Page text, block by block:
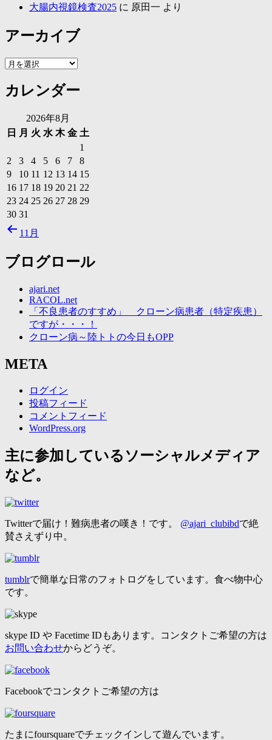
大腸内視鏡検査2025 に 原田一 より
アーカイブ
ア
カ
カレンダー
2026年8月
日
月 火 水 木 金 土
1
2
3 4 5 6 7
8
9
10 11 12 13 14 15
16 17 18 19 20 21 22
23 24 25 26 27 28 29
30 31
11月
ブログロール
ajari.net
RACOL.net
「不良患者のすすめ」 クローン病患者（特定疾患）
ですが・・・！
クローン病～陸トトの今日もOPP
META
ログイン
投稿フィード
コメントフィード
WordPress.org
主に参加しているソーシャルメディア
など。
Twitterで届け！難病患者の嘆き！です。 @ajari_clubibdで絶
賛さえずり中。
tumblrで簡単な日常のフォトログをしています。食べ物中心
です。
skype ID や Facetime IDもあります。コンタクトご希望の方は
お問い合わせからどうぞ。
Facebookでコンタクトご希望の方は
たまにfoursquareでチェックインして遊んでいます。